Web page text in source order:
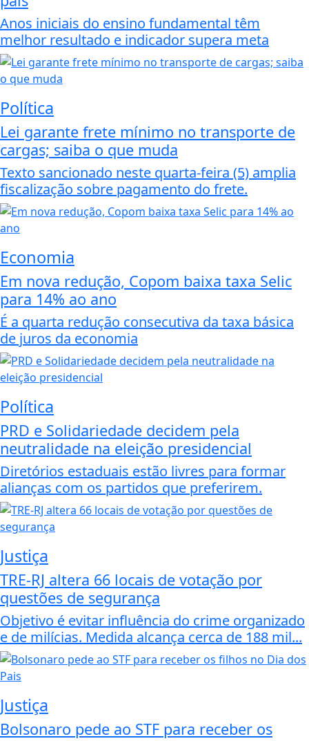
Anos iniciais do ensino fundamental têm
melhor resultado e indicador supera meta
Política
Lei garante frete mínimo no transporte de
cargas; saiba o que muda
Texto sancionado neste quarta-feira (5) amplia
fiscalização sobre pagamento do frete.
Economia
Em nova redução, Copom baixa taxa Selic
para 14% ao ano
É a quarta redução consecutiva da taxa básica
de juros da economia
Política
PRD e Solidariedade decidem pela
neutralidade na eleição presidencial
Diretórios estaduais estão livres para formar
alianças com os partidos que preferirem.
Justiça
TRE-RJ altera 66 locais de votação por
questões de segurança
Objetivo é evitar influência do crime organizado
e de milícias. Medida alcança cerca de 188 mil...
Justiça
Bolsonaro pede ao STF para receber os